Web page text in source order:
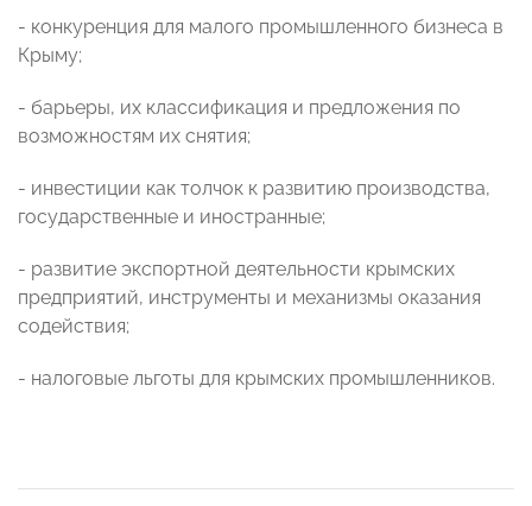
- конкуренция для малого промышленного бизнеса в
Крыму;
- барьеры, их классификация и предложения по
возможностям их снятия;
- инвестиции как толчок к развитию производства,
государственные и иностранные;
- развитие экспортной деятельности крымских
предприятий, инструменты и механизмы оказания
содействия;
- налоговые льготы для крымских промышленников.